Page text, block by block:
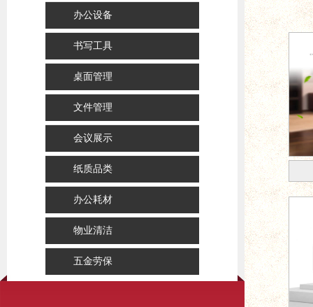
办公设备
书写工具
桌面管理
文件管理
会议展示
纸质品类
办公耗材
物业清洁
五金劳保